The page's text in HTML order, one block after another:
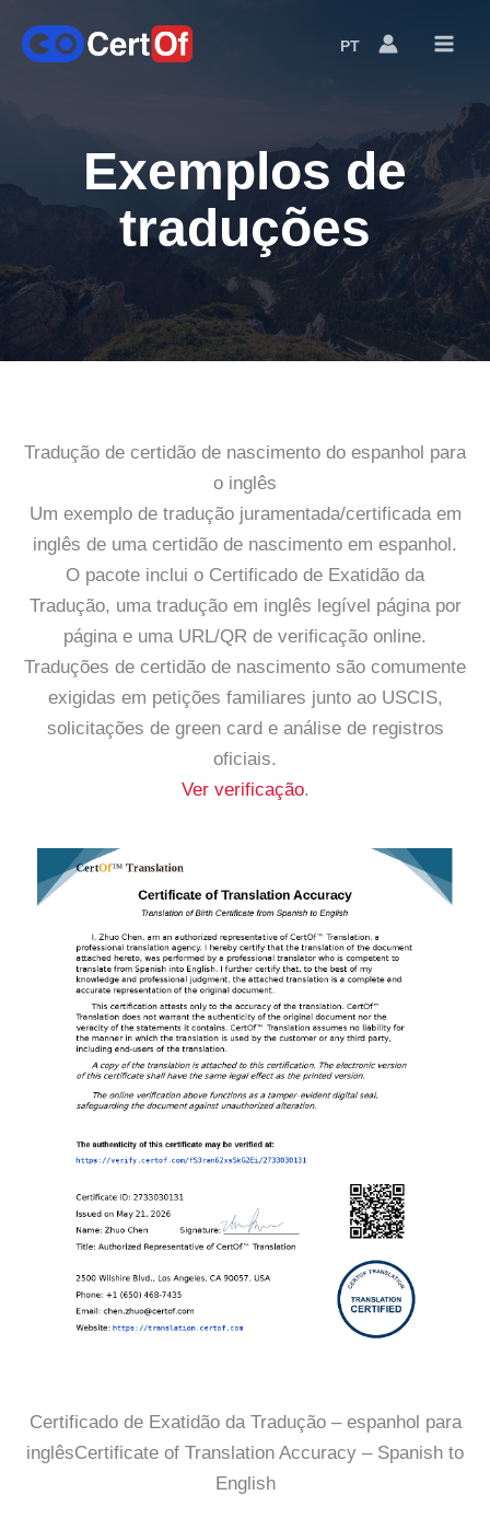
PTLanguage
Exemplos de
traduções
Tradução de certidão de nascimento do espanhol para
o inglês
Um exemplo de tradução juramentada/certificada em
inglês de uma certidão de nascimento em espanhol.
O pacote inclui o Certificado de Exatidão da
Tradução, uma tradução em inglês legível página por
página e uma URL/QR de verificação online.
Traduções de certidão de nascimento são comumente
exigidas em petições familiares junto ao USCIS,
solicitações de green card e análise de registros
oficiais.
Ver verificação.
Certificado de Exatidão da Tradução – espanhol para
inglêsCertificate of Translation Accuracy – Spanish to
English